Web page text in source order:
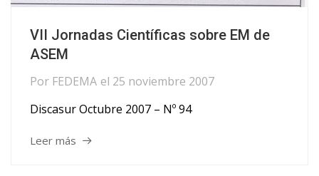
VII Jornadas Científicas sobre EM de
ASEM
Por FEDEMA el 25 noviembre 2007
Discasur Octubre 2007 – Nº 94
Leer más